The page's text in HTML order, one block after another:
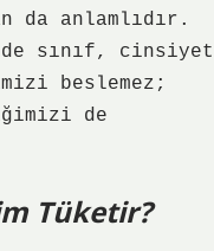
da anlamlıdır.
sınıf, cinsiyet
beslemez;
de
Tüketir?